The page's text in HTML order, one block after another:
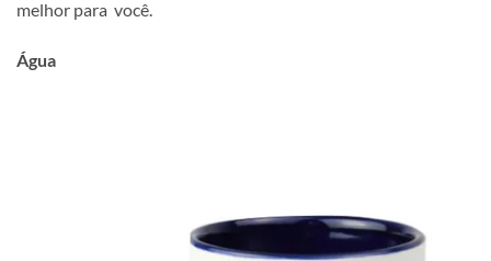
melhor para você.
Água